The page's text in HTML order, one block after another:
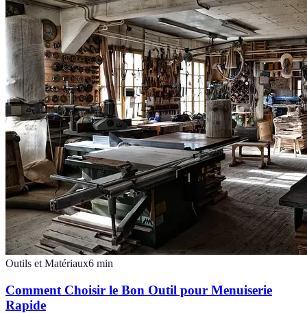
Outils et Matériaux6 min
Comment Choisir le Bon Outil pour Menuiserie
Rapide